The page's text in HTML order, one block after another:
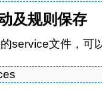
及规则保存
service文件，可